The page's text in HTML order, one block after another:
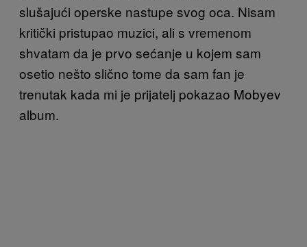
slušajući operske nastupe svog oca. Nisam
kritički pristupao muzici, ali s vremenom
shvatam da je prvo sećanje u kojem sam
osetio nešto slično tome da sam fan je
trenutak kada mi je prijatelj pokazao Mobyev
album.